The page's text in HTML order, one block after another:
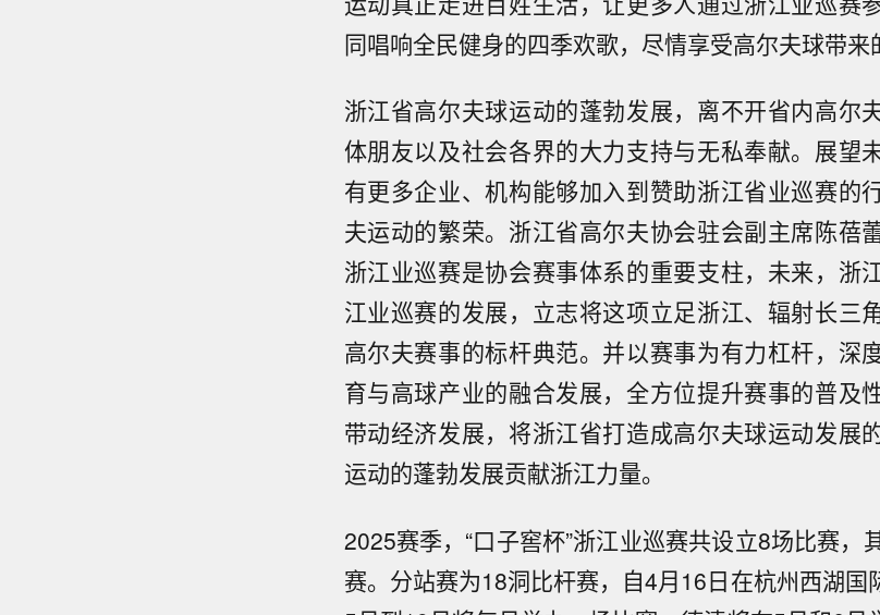
同唱响全民健身的四季欢歌，尽情享受高尔夫球带来
浙江省高尔夫球运动的蓬勃发展，离不开省内高尔
体朋友以及社会各界的大力支持与无私奉献。展望
有更多企业、机构能够加入到赞助浙江省业巡赛的
夫运动的繁荣。浙江省高尔夫协会驻会副主席陈蓓
浙江业巡赛是协会赛事体系的重要支柱，未来，浙
江业巡赛的发展，立志将这项立足浙江、辐射长三
高尔夫赛事的标杆典范。并以赛事为有力杠杆，深
育与高球产业的融合发展，全方位提升赛事的普及
带动经济发展，将浙江省打造成高尔夫球运动发展
运动的蓬勃发展贡献浙江力量。
2025赛季，“口子窖杯”浙江业巡赛共设立8场比赛，
赛。分站赛为18洞比杆赛，自4月16日在杭州西湖国